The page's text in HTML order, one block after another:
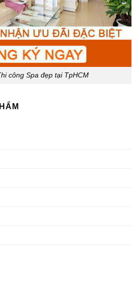
công Spa đẹp tại TpHCM